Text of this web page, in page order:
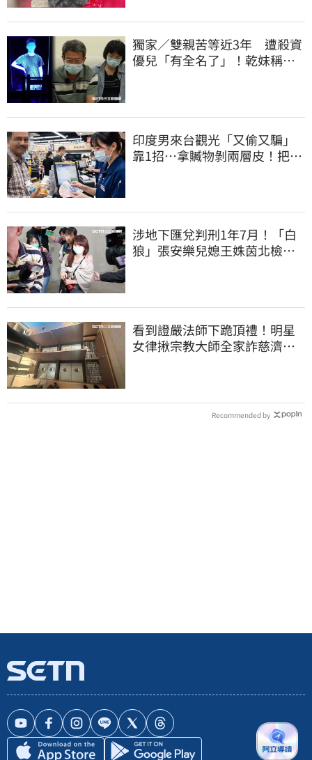
獨家／雙親苦等近3年 遭殺資
優兒「有全名了」！乾妹稱賠
印度男來台觀光「又偷又騙」
靠1招…拿贓物剝兩層皮！把全
涉地下匯兌判刑1年7月！「白
狼」張安樂兒媳王姝茵北檢報
看到證嚴法師下跪頂禮！明星
女律揪宗教大師全家詐慈濟…
Recommended by